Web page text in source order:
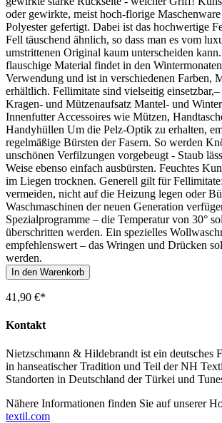
oder gewirkte, meist hoch-florige
Polyester gefertigt. Dabei ist das hochwertige
Fell täuschend ähnlich, so dass man es vom
umstrittenen Original kaum unterscheiden
flauschige Material findet in den
Verwendung und ist in verschiedenen Farben,
erhältlich. Fellimitate sind vielseitig
Kragen- und Mützenaufsatz Mantel- und
Innenfutter Accessoires wie Mützen,
Handyhüllen Um die Pelz-Optik zu erhalten,
regelmäßige Bürsten der Fasern. So werden
unschönen Verfilzungen vorgebeugt - Staub
Weise ebenso einfach ausbürsten. Feuchtes
im Liegen trocknen. Generell gilt für
vermeiden, nicht auf die Heizung legen oder
Waschmaschinen der neuen Generation
Spezialprogramme – die Temperatur von 30°
überschritten werden. Ein spezielles
empfehlenswert – das Wringen und Drücken
werden.
In den Warenkorb
41,90 €*
Kontakt
Nietzschmann & Hildebrandt ist ein deutsches
in hanseatischer Tradition und Teil der NH
Standorten in Deutschland der Türkei und
Nähere Informationen finden Sie auf unserer
textil.com